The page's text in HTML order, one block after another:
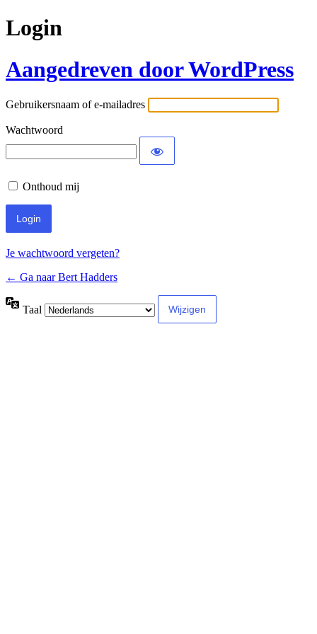
Login
Aangedreven door WordPress
Gebruikersnaam of e-mailadres
Wachtwoord
Onthoud mij
Je wachtwoord vergeten?
← Ga naar Bert Hadders
Taal